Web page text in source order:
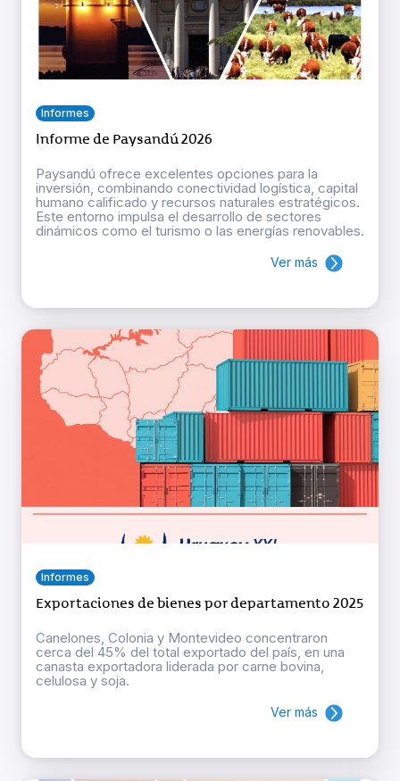
Informes
Informe de Paysandú 2026
Paysandú ofrece excelentes opciones para la
inversión, combinando conectividad logística, capital
humano calificado y recursos naturales estratégicos.
Este entorno impulsa el desarrollo de sectores
dinámicos como el turismo o las energías renovables.
Ver más
Informes
Exportaciones de bienes por departamento 2025
Canelones, Colonia y Montevideo concentraron
cerca del 45% del total exportado del país, en una
canasta exportadora liderada por carne bovina,
celulosa y soja.
Ver más